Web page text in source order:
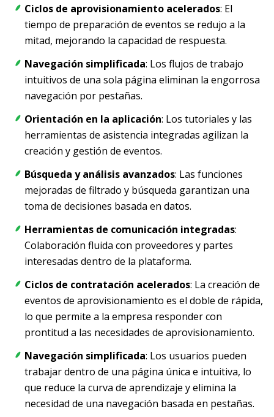
Ciclos de aprovisionamiento acelerados: El
tiempo de preparación de eventos se redujo a la
mitad, mejorando la capacidad de respuesta.
Navegación simplificada: Los flujos de trabajo
intuitivos de una sola página eliminan la engorrosa
navegación por pestañas.
Orientación en la aplicación: Los tutoriales y las
herramientas de asistencia integradas agilizan la
creación y gestión de eventos.
Búsqueda y análisis avanzados: Las funciones
mejoradas de filtrado y búsqueda garantizan una
toma de decisiones basada en datos.
Herramientas de comunicación integradas:
Colaboración fluida con proveedores y partes
interesadas dentro de la plataforma.
Ciclos de contratación acelerados: La creación de
eventos de aprovisionamiento es el doble de rápida,
lo que permite a la empresa responder con
prontitud a las necesidades de aprovisionamiento.
Navegación simplificada: Los usuarios pueden
trabajar dentro de una página única e intuitiva, lo
que reduce la curva de aprendizaje y elimina la
necesidad de una navegación basada en pestañas.